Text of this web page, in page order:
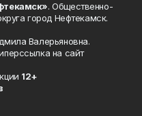
. Общественно-
город Нефтекамск.
Валерьяновна.
на сайт
12+